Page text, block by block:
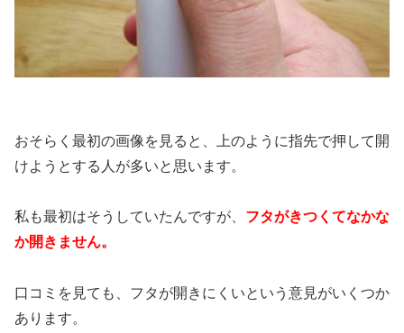
おそらく最初の画像を見ると、上のように指先で押して開
けようとする人が多いと思います。
私も最初はそうしていたんですが、 フタがきつくてなかな
か開きません。
口コミを見ても、フタが開きにくいという意見がいくつか
あります。